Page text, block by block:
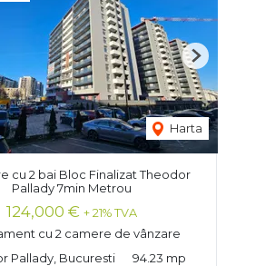
Harta
Next
cu 2 bai Bloc Finalizat Theodor
Pallady 7min Metrou
124,000 € + 21% TVA
cu 2 camere de vânzare
Pallady, Bucuresti
94.23 mp